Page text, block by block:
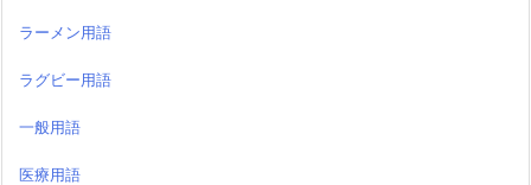
ラーメン用語
ラグビー用語
一般用語
医療用語